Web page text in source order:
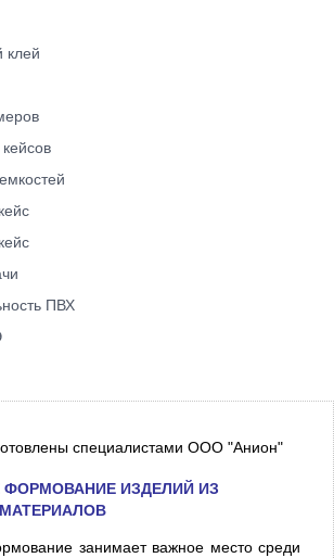
клей
ПВХ
специалистами ООО "Анион"
ИЗДЕЛИЙ ИЗ
занимает важное место среди